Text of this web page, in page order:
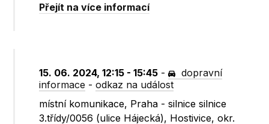
Přejít na více informací
15. 06. 2024, 12:15 - 15:45 -
dopravní
informace -odkaz na událost
místní komunikace, Praha - silnice silnice
3.třídy/0056 (ulice Hájecká), Hostivice, okr.